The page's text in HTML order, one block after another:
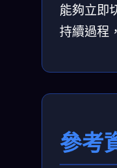
能夠立即
持續過程
參考